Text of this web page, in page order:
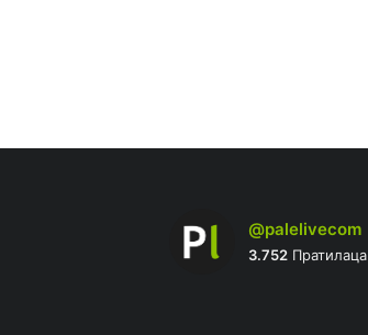
@palelivecom
3.752Пратилаца